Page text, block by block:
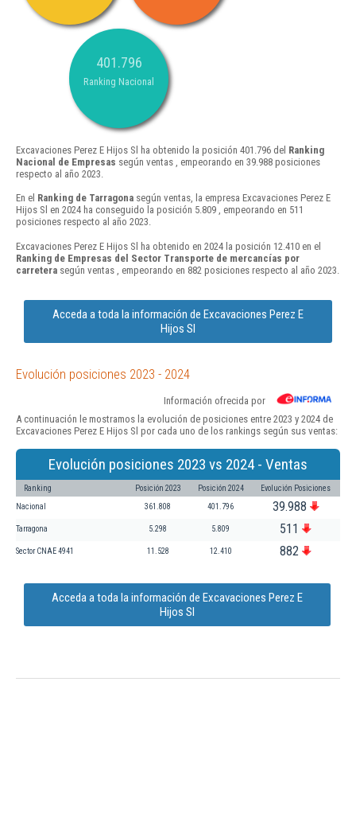
401.796
Ranking Nacional
Excavaciones Perez E Hijos Sl ha obtenido la posición 401.796 del Ranking
Nacional de Empresas según ventas , empeorando en 39.988 posiciones
respecto al año 2023.
En el Ranking de Tarragona según ventas, la empresa Excavaciones Perez E
Hijos Sl en 2024 ha conseguido la posición 5.809 , empeorando en 511
posiciones respecto al año 2023.
Excavaciones Perez E Hijos Sl ha obtenido en 2024 la posición 12.410 en el
Ranking de Empresas del Sector Transporte de mercancías por
carretera según ventas , empeorando en 882 posiciones respecto al año 2023.
Acceda a toda la información de Excavaciones Perez E
Hijos Sl
Evolución posiciones 2023 - 2024
Información ofrecida por
A continuación le mostramos la evolución de posiciones entre 2023 y 2024 de
Excavaciones Perez E Hijos Sl por cada uno de los rankings según sus ventas:
Evolución posiciones 2023 vs 2024 - Ventas
Ranking Posición 2023 Posición 2024 Evolución Posiciones
Nacional 361.808 401.796 39.988
Tarragona 5.298 5.809 511
Sector CNAE 4941 11.528 12.410 882
Acceda a toda la información de Excavaciones Perez E
Hijos Sl